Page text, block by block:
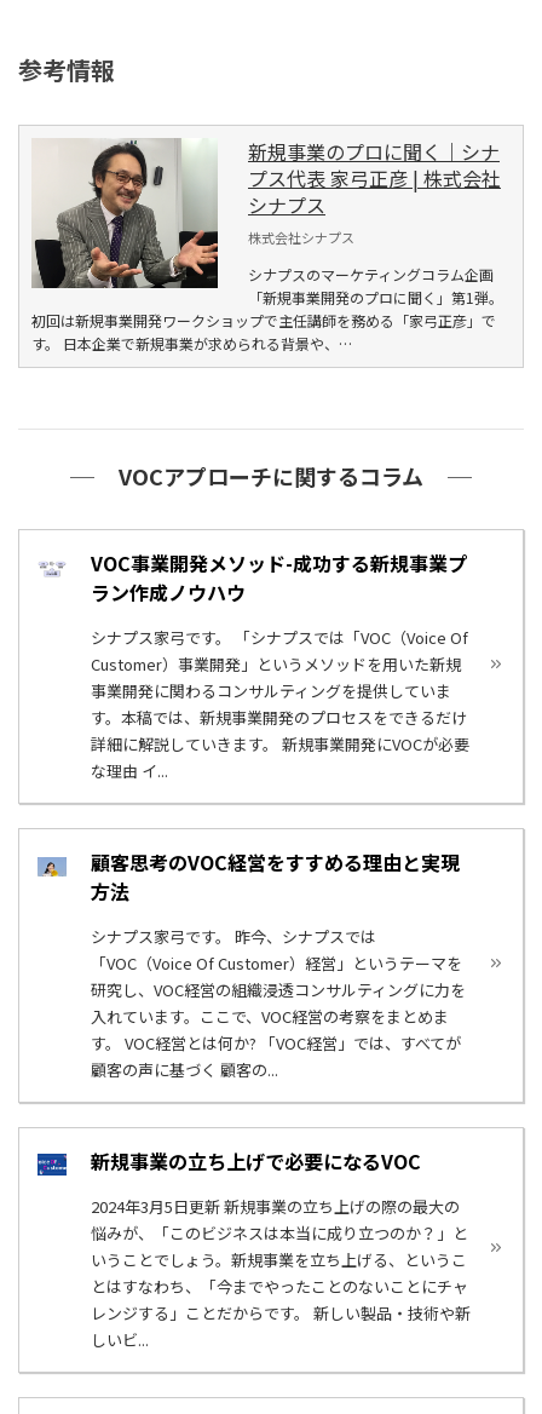
参考情報
新規事業のプロに聞く｜シナ
プス代表 家弓正彦 | 株式会社
シナプス
株式会社シナプス
シナプスのマーケティングコラム企画
「新規事業開発のプロに聞く」第1弾。
初回は新規事業開発ワークショップで主任講師を務める「家弓正彦」で
す。 日本企業で新規事業が求められる背景や、…
VOCアプローチに関するコラム
VOC事業開発メソッド-成功する新規事業プ
ラン作成ノウハウ
シナプス家弓です。 「シナプスでは「VOC（Voice Of
Customer）事業開発」というメソッドを用いた新規
事業開発に関わるコンサルティングを提供していま
す。本稿では、新規事業開発のプロセスをできるだけ
詳細に解説していきます。 新規事業開発にVOCが必要
な理由 イ...
顧客思考のVOC経営をすすめる理由と実現
方法
シナプス家弓です。 昨今、シナプスでは
「VOC（Voice Of Customer）経営」というテーマを
研究し、VOC経営の組織浸透コンサルティングに力を
入れています。ここで、VOC経営の考察をまとめま
す。 VOC経営とは何か? 「VOC経営」では、すべてが
顧客の声に基づく 顧客の...
新規事業の立ち上げで必要になるVOC
2024年3月5日更新 新規事業の立ち上げの際の最大の
悩みが、「このビジネスは本当に成り立つのか？」と
いうことでしょう。新規事業を立ち上げる、というこ
とはすなわち、「今までやったことのないことにチャ
レンジする」ことだからです。 新しい製品・技術や新
しいビ...